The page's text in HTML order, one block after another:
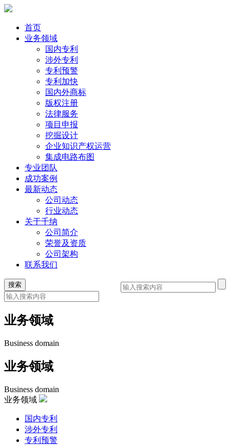
首页
业务领域
国内专利
涉外专利
专利预警
专利加快
国内外商标
版权注册
法律服务
项目申报
挖掘设计
企业知识产权运营
集成电路布图
专业团队
成功案例
最新动态
公司动态
行业动态
关于千纳
公司简介
荣誉及资质
公司架构
联系我们
业务领域
Business domain
业务领域
Business domain
业务领域
国内专利
涉外专利
专利预警